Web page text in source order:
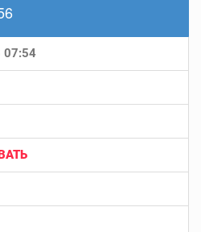
07:54